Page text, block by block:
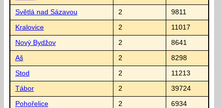
Světlá nad Sázavou 2 9811
Kralovice 2 11017
Nový Bydžov 2 8641
Aš 2 8298
Stod 2 11213
Tábor 2 39724
Pohořelice 2 6934